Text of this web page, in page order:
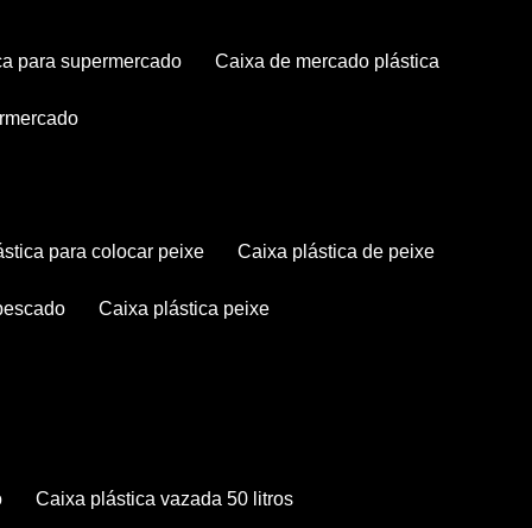
para supermercado caixa de mercado plástica
para colocar peixe caixa plástica de peixe
caixa plástica peixe
caixa plástica vazada 50 litros